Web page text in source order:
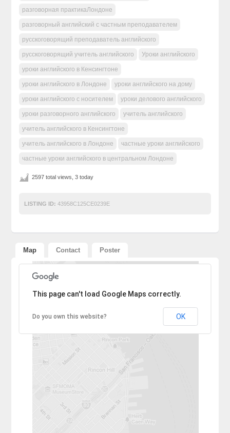
разговорная практикаЛондоне
разговорный английский с частным преподавателем
русскоговорящий преподаватель английского
русскоговорящий учитель английского Уроки английского
уроки английского в Кенсингтоне
уроки английского в Лондоне уроки английского на дому
уроки английского с носителем уроки делового английского
уроки разговорного английского учитель английского
учитель английского в Кенсингтоне
учитель английского в Лондоне частные уроки английского
частные уроки английского в центральном Лондоне
2597 total views, 3 today
LISTING ID: 43958C125CE0239E
Map Contact Poster
Sorry, the address could not be found.
This page can't load Google Maps correctly.
Do you own this website? OK